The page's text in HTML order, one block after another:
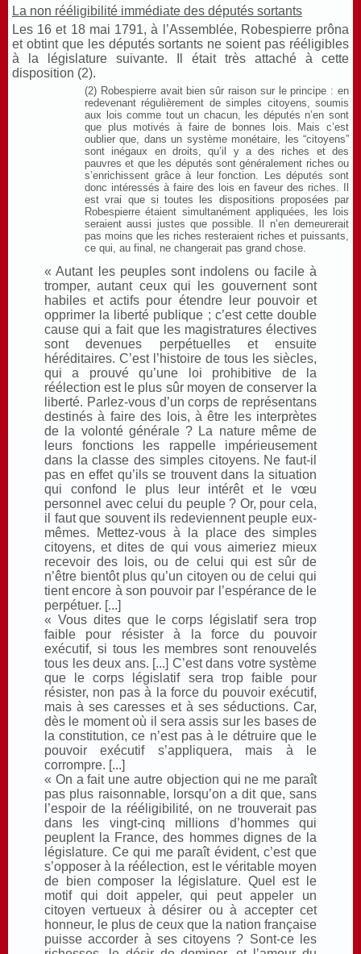
La non rééligibilité immédiate des députés sortants
Les 16 et 18 mai 1791, à l’Assemblée, Robespierre prôna
et obtint que les députés sortants ne soient pas rééligibles
à la législature suivante. Il était très attaché à cette
disposition (2).
(2) Robespierre avait bien sûr raison sur le principe : en
redevenant régulièrement de simples citoyens, soumis
aux lois comme tout un chacun, les députés n’en sont
que plus motivés à faire de bonnes lois. Mais c’est
oublier que, dans un système monétaire, les “citoyens”
sont inégaux en droits, qu’il y a des riches et des
pauvres et que les députés sont généralement riches ou
s’enrichissent grâce à leur fonction. Les députés sont
donc intéressés à faire des lois en faveur des riches. Il
est vrai que si toutes les dispositions proposées par
Robespierre étaient simultanément appliquées, les lois
seraient aussi justes que possible. Il n’en demeurerait
pas moins que les riches resteraient riches et puissants,
ce qui, au final, ne changerait pas grand chose.
« Autant les peuples sont indolens ou facile à
tromper, autant ceux qui les gouvernent sont
habiles et actifs pour étendre leur pouvoir et
opprimer la liberté publique ; c’est cette double
cause qui a fait que les magistratures électives
sont devenues perpétuelles et ensuite
héréditaires. C’est l’histoire de tous les siècles,
qui a prouvé qu’une loi prohibitive de la
réélection est le plus sûr moyen de conserver la
liberté. Parlez-vous d’un corps de représentans
destinés à faire des lois, à être les interprètes
de la volonté générale ? La nature même de
leurs fonctions les rappelle impérieusement
dans la classe des simples citoyens. Ne faut-il
pas en effet qu’ils se trouvent dans la situation
qui confond le plus leur intérêt et le vœu
personnel avec celui du peuple ? Or, pour cela,
il faut que souvent ils redeviennent peuple eux-
mêmes. Mettez-vous à la place des simples
citoyens, et dites de qui vous aimeriez mieux
recevoir des lois, ou de celui qui est sûr de
n’être bientôt plus qu’un citoyen ou de celui qui
tient encore à son pouvoir par l’espérance de le
perpétuer. [...]
« Vous dites que le corps législatif sera trop
faible pour résister à la force du pouvoir
exécutif, si tous les membres sont renouvelés
tous les deux ans. [...] C’est dans votre système
que le corps législatif sera trop faible pour
résister, non pas à la force du pouvoir exécutif,
mais à ses caresses et à ses séductions. Car,
dès le moment où il sera assis sur les bases de
la constitution, ce n’est pas à le détruire que le
pouvoir exécutif s’appliquera, mais à le
corrompre. [...]
« On a fait une autre objection qui ne me paraît
pas plus raisonnable, lorsqu’on a dit que, sans
l’espoir de la rééligibilité, on ne trouverait pas
dans les vingt-cinq millions d’hommes qui
peuplent la France, des hommes dignes de la
législature. Ce qui me paraît évident, c’est que
s’opposer à la réélection, est le véritable moyen
de bien composer la législature. Quel est le
motif qui doit appeler, qui peut appeler un
citoyen vertueux à désirer ou à accepter cet
honneur, le plus de ceux que la nation française
puisse accorder à ses citoyens ? Sont-ce les